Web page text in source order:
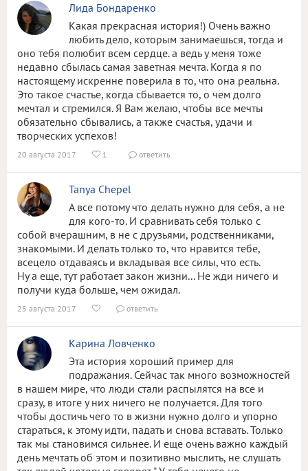
Лида Бондаренко
Какая прекрасная история!) Очень важно
любить дело, которым занимаешься, тогда и
оно тебя полюбит всем сердце. а ведь у меня тоже
недавно сбылась самая заветная мечта. Когда я по
настоящему искренне поверила в то, что она реальна.
Это такое счастье, когда сбывается то, о чем долго
мечтал и стремился. Я Вам желаю, чтобы все мечты
обязательно сбывались, а также счастья, удачи и
творческих успехов!
20 августа 2017  1  ответить
Tanya Chepel
А все потому что делать нужно для себя, а не
для кого-то. И сравнивать себя только с
собой вчерашним, в не с друзьями, родственниками,
знакомыми. И делать только то, что нравится тебе,
всецело отдаваясь и вкладывая все силы, что есть.
Ну а еще, тут работает закон жизни... Не жди ничего и
получи куда больше, чем ожидал.
25 августа 2017   ответить
Карина Ловченко
Эта история хороший пример для
подражания. Сейчас так много возможностей
в нашем мире, что люди стали распылятся на все и
сразу, в итоге у них ничего не получается. Для того
чтобы достичь чего то в жизни нужно долго и упорно
стараться, к этому идти, падать и снова вставать. Только
так мы становимся сильнее. И еще очень важно каждый
день мечтать об этом и позитивно мыслить, не слушать